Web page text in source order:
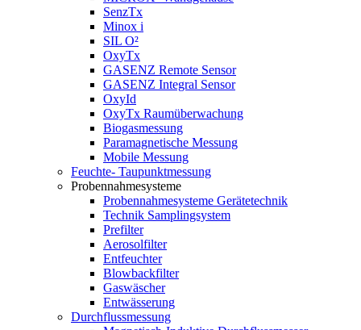
SenzTx
Minox i
SIL O²
OxyTx
GASENZ Remote Sensor
GASENZ Integral Sensor
OxyId
OxyTx Raumüberwachung
Biogasmessung
Paramagnetische Messung
Mobile Messung
Feuchte- Taupunktmessung
Probennahmesysteme
Probennahmesysteme Gerätetechnik
Technik Samplingsystem
Prefilter
Aerosolfilter
Entfeuchter
Blowbackfilter
Gaswäscher
Entwässerung
Durchflussmessung